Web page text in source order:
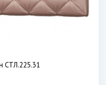
СТЛ.225.31